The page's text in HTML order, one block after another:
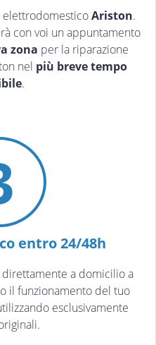
Ariston.
con voi un appuntamento
zona per la riparazione
nel più breve tempo
.
entro 24/48h
a domicilio a
il funzionamento del tuo
esclusivamente